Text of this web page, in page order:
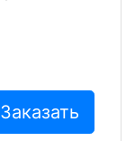
Заказать